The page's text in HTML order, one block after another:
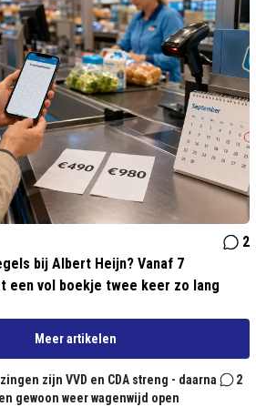
2
bij Albert Heijn? Vanaf 7
een vol boekje twee keer zo lang
Meer artikelen
zijn VVD en CDA streng - daarna
gewoon weer wagenwijd open
2